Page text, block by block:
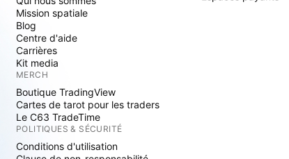
Mission spatiale
Blog
Centre d'aide
Carrières
Kit media
MERCH
Boutique TradingView
Cartes de tarot pour les traders
Le C63 TradeTime
POLITIQUES & SÉCURITÉ
Conditions d'utilisation